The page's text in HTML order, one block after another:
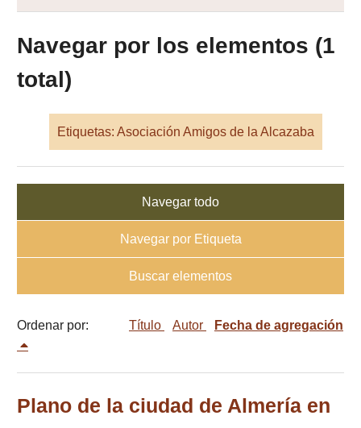
Navegar por los elementos (1
total)
Etiquetas: Asociación Amigos de la Alcazaba
Navegar todo
Navegar por Etiqueta
Buscar elementos
Ordenar por: Título Autor Fecha de agregación
Plano de la ciudad de Almería en